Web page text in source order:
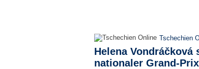
Tschechien
Helena Vondráčková
nationaler Grand-